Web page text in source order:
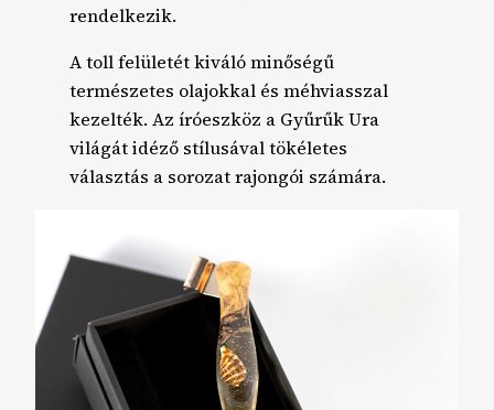
rendelkezik.
A toll felületét kiváló minőségű
természetes olajokkal és méhviasszal
kezelték. Az íróeszköz a Gyűrűk Ura
világát idéző stílusával tökéletes
választás a sorozat rajongói számára.